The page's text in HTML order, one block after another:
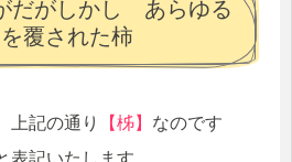
だがしかし あらゆる
覆された柿
上記の通り 【柹】 なのです